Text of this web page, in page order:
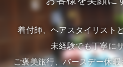
着付師、ヘアスタイリスト
未経験でも丁寧に
ご褒美旅行、バースデー休暇